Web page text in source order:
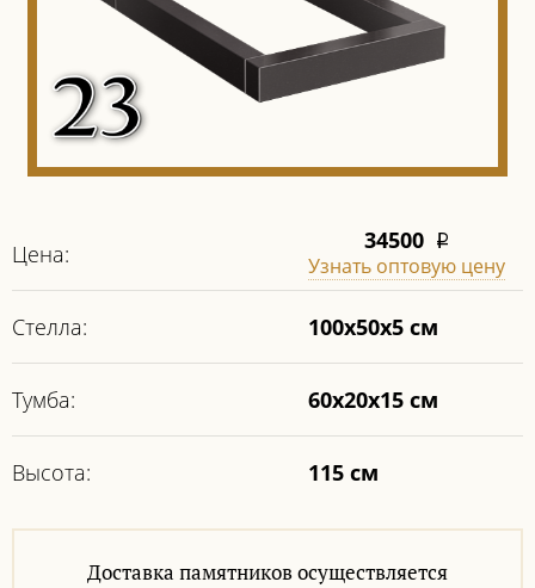
Цена: 34500 i
Узнать оптовую цену
Стелла: 100х50х5 см
Тумба: 60x20x15 см
Высота: 115 см
Доставка памятников осуществляется